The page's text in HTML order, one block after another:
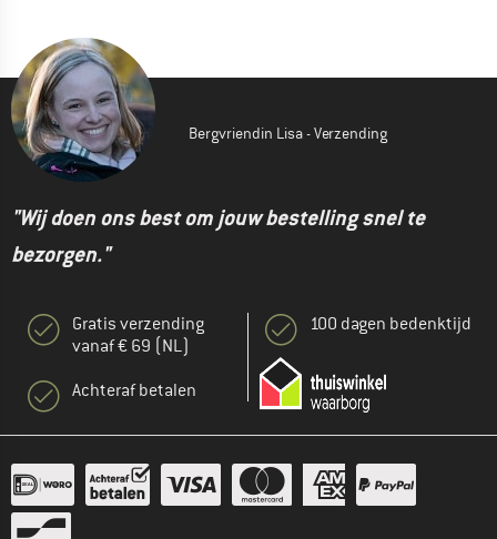
Bergvriendin Lisa - Verzending
"Wij doen ons best om jouw bestelling snel te
bezorgen."
Gratis verzending
vanaf € 69 (NL)
Achteraf betalen
100 dagen bedenktijd